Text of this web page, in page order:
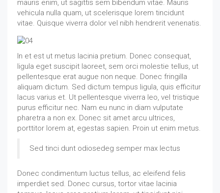
mauris enim, ut sagittis sem bibendum vitae. Mauris
vehicula nulla quam, ut scelerisque lorem tincidunt
vitae. Quisque viverra dolor vel nibh hendrerit venenatis.
In et est ut metus lacinia pretium. Donec consequat,
ligula eget suscipit laoreet, sem orci molestie tellus, ut
pellentesque erat augue non neque. Donec fringilla
aliquam dictum. Sed dictum tempus ligula, quis efficitur
lacus varius et. Ut pellentesque viverra leo, vel tristique
purus efficitur nec. Nam eu nunc in diam vulputate
pharetra a non ex. Donec sit amet arcu ultrices,
porttitor lorem at, egestas sapien. Proin ut enim metus.
Sed tinci dunt odiosedeg semper max lectus
Donec condimentum luctus tellus, ac eleifend felis
imperdiet sed. Donec cursus, tortor vitae lacinia